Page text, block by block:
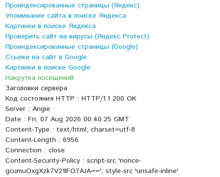
Проиндексированные страницы (Яндекс)
Упоминание сайта в поиске Яндекса
Картинки в поиске Яндекса
Проверить сайт на вирусы (Яндекс Protect)
Проиндексированные страницы (Google)
Ссылки на сайт в Google
Картинки в поиске Google
Накрутка посещений
Заголовки сервера
Код состояния HTTP : HTTP/1.1 200 OK
Server : Angie
Date : Fri, 07 Aug 2026 00:40:25 GMT
Content-Type : text/html; charset=utf-8
Content-Length : 6956
Connection : close
Content-Security-Policy : script-src 'nonce-
gcumuOxgXzk7V21lFO7AJA=='; style-src 'unsafe-inline'